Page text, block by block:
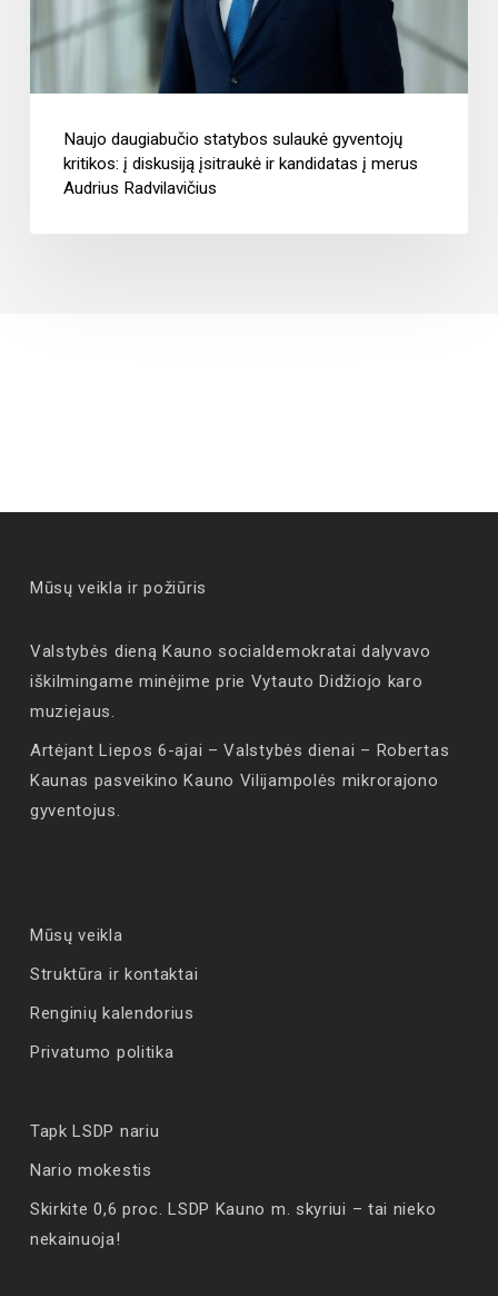
Naujo daugiabučio statybos sulaukė gyventojų
kritikos: į diskusiją įsitraukė ir kandidatas į merus
Audrius Radvilavičius
Mūsų veikla ir požiūris
Valstybės dieną Kauno socialdemokratai dalyvavo
iškilmingame minėjime prie Vytauto Didžiojo karo
muziejaus.
Artėjant Liepos 6-ajai – Valstybės dienai – Robertas
Kaunas pasveikino Kauno Vilijampolės mikrorajono
gyventojus.
Mūsų veikla
Struktūra ir kontaktai
Renginių kalendorius
Privatumo politika
Tapk LSDP nariu
Nario mokestis
Skirkite 0,6 proc. LSDP Kauno m. skyriui – tai nieko
nekainuoja!